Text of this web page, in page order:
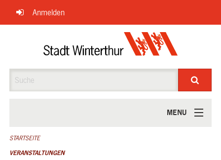
Navigation
überspringen
Anmelden
MENU
ÜBER UNS
STARTSEITE
VERANSTALTUNGEN